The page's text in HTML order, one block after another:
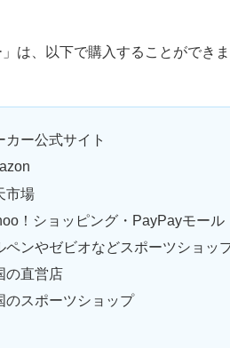
は、以下で購入することができま
カー公式サイト
市場
！ショッピング・PayPayモール
ペンやゼビオなどスポーツショッ
の直営店
のスポーツショップ